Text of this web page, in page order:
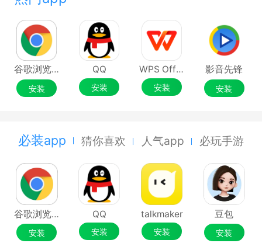
谷歌浏览器Google Chrome
安装
QQ
安装
WPS Office
安装
影音先锋
安装
必装app 猜你喜欢 人气app 必玩手游
谷歌浏览器Google Chrome
安装
QQ
安装
talkmaker
安装
豆包
安装